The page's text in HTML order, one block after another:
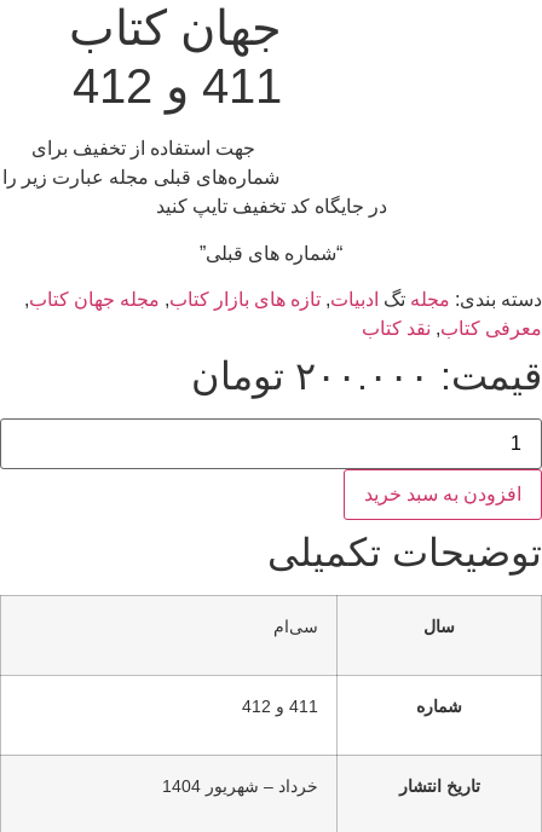
جهان کتاب
411 و 412
جهت استفاده از تخفیف برای
شماره‌های قبلی مجله عبارت زیر را
در جایگاه کد تخفیف تایپ کنید
“شماره های قبلی”
بندی: مجله تگ ادبیات,تازه های بازار کتاب,مجله جهان کتاب,
کتاب,نقد کتاب
۲۰۰.۰۰۰ تومان
افزودن به سبد خرید
تکمیلی
سال سی‌ام
شماره 411 و 412
تاریخ انتشار خرداد – شهریور 1404